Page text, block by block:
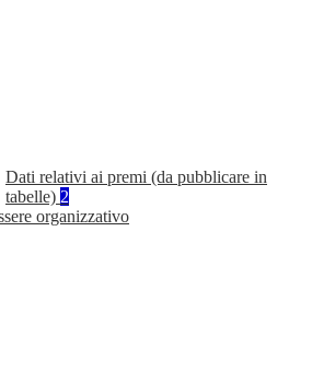
Dati relativi ai premi (da pubblicare in
tabelle) 2
organizzativo